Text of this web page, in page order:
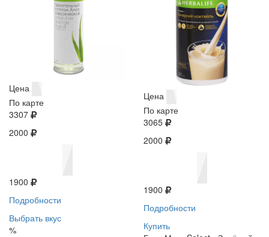
Цена
По карте
3307
2000
1900
Подробности
Выбрать вкус
%
Цена
По карте
3065
2000
1900
Подробности
Купить